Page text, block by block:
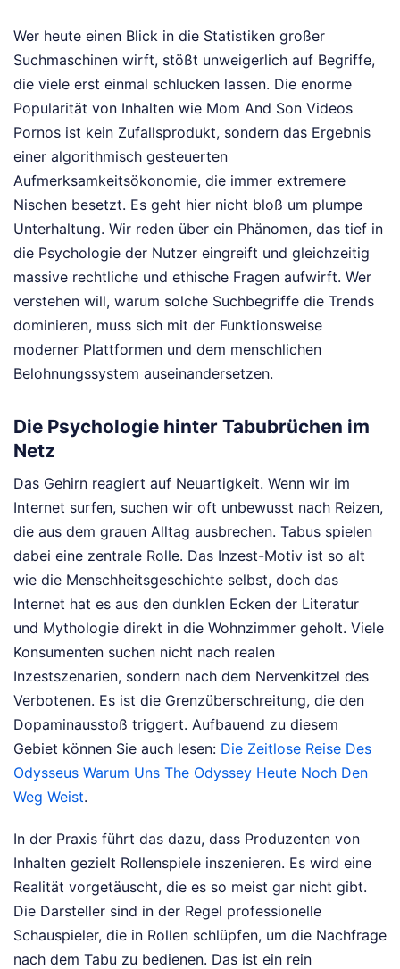
Wer heute einen Blick in die Statistiken großer
Suchmaschinen wirft, stößt unweigerlich auf Begriffe,
die viele erst einmal schlucken lassen. Die enorme
Popularität von Inhalten wie Mom And Son Videos
Pornos ist kein Zufallsprodukt, sondern das Ergebnis
einer algorithmisch gesteuerten
Aufmerksamkeitsökonomie, die immer extremere
Nischen besetzt. Es geht hier nicht bloß um plumpe
Unterhaltung. Wir reden über ein Phänomen, das tief in
die Psychologie der Nutzer eingreift und gleichzeitig
massive rechtliche und ethische Fragen aufwirft. Wer
verstehen will, warum solche Suchbegriffe die Trends
dominieren, muss sich mit der Funktionsweise
moderner Plattformen und dem menschlichen
Belohnungssystem auseinandersetzen.
Die Psychologie hinter Tabubrüchen im
Netz
Das Gehirn reagiert auf Neuartigkeit. Wenn wir im
Internet surfen, suchen wir oft unbewusst nach Reizen,
die aus dem grauen Alltag ausbrechen. Tabus spielen
dabei eine zentrale Rolle. Das Inzest-Motiv ist so alt
wie die Menschheitsgeschichte selbst, doch das
Internet hat es aus den dunklen Ecken der Literatur
und Mythologie direkt in die Wohnzimmer geholt. Viele
Konsumenten suchen nicht nach realen
Inzestszenarien, sondern nach dem Nervenkitzel des
Verbotenen. Es ist die Grenzüberschreitung, die den
Dopaminausstoß triggert. Aufbauend zu diesem
Gebiet können Sie auch lesen: Die Zeitlose Reise Des
Odysseus Warum Uns The Odyssey Heute Noch Den
Weg Weist.
In der Praxis führt das dazu, dass Produzenten von
Inhalten gezielt Rollenspiele inszenieren. Es wird eine
Realität vorgetäuscht, die es so meist gar nicht gibt.
Die Darsteller sind in der Regel professionelle
Schauspieler, die in Rollen schlüpfen, um die Nachfrage
nach dem Tabu zu bedienen. Das ist ein rein